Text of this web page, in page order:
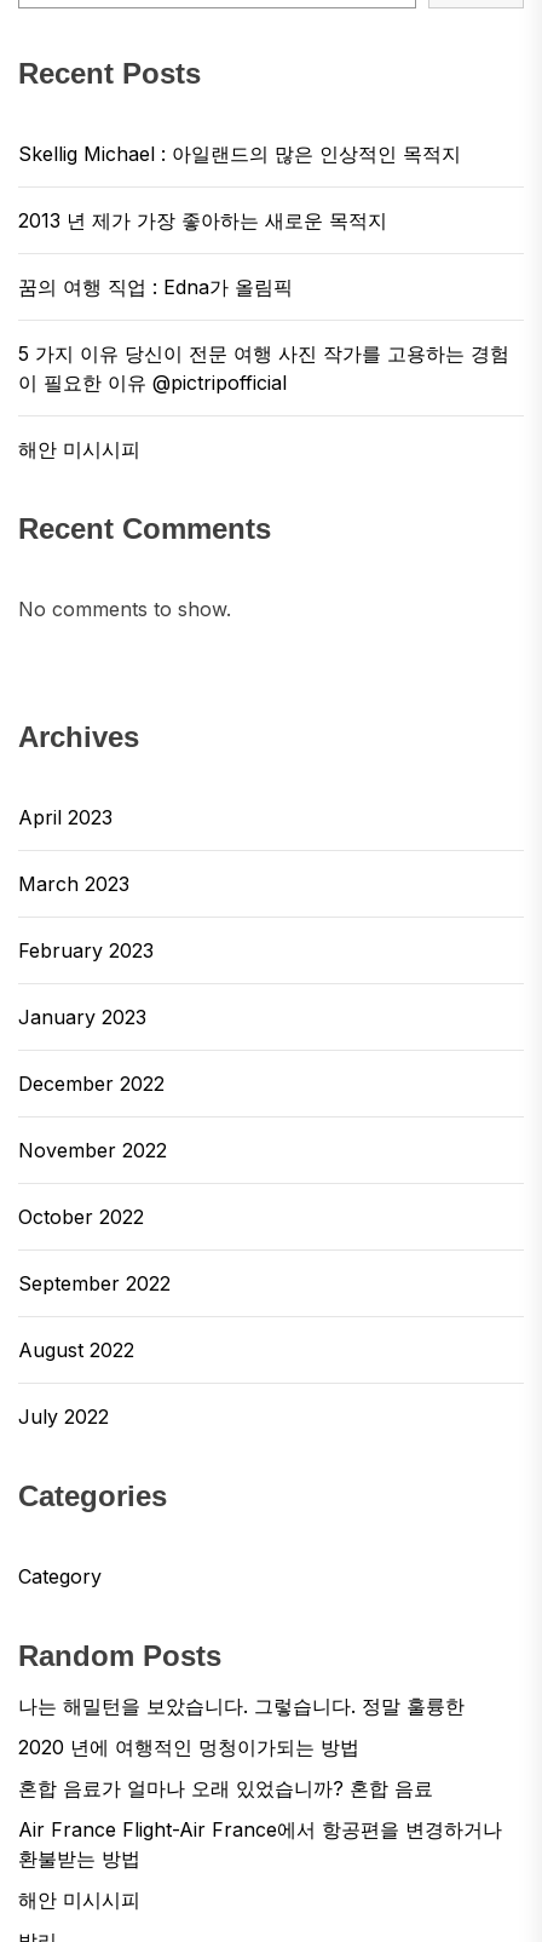
Recent Posts
Skellig Michael : 아일랜드의 많은 인상적인 목적지
2013 년 제가 가장 좋아하는 새로운 목적지
꿈의 여행 직업 : Edna가 올림픽
5 가지 이유 당신이 전문 여행 사진 작가를 고용하는 경험
이 필요한 이유 @pictripofficial
해안 미시시피
Recent Comments
No comments to show.
Archives
April 2023
March 2023
February 2023
January 2023
December 2022
November 2022
October 2022
September 2022
August 2022
July 2022
Categories
Category
Random Posts
나는 해밀턴을 보았습니다. 그렇습니다. 정말 훌륭한
2020 년에 여행적인 멍청이가되는 방법
혼합 음료가 얼마나 오래 있었습니까? 혼합 음료
Air France Flight-Air France에서 항공편을 변경하거나
환불받는 방법
해안 미시시피